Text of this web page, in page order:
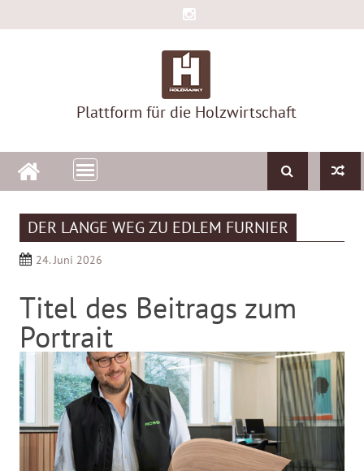
to
Plattform für die Holzwirtschaft
DER LANGE WEG ZU EDLEM FURNIER
24. Juni 2026
Titel des Beitrags zum
Portrait